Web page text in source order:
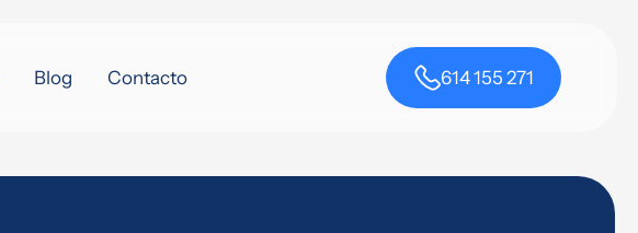
Blog Contacto 614 155 271